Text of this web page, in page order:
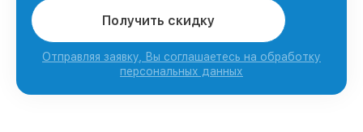
Получить скидку
Отправляя заявку, Вы соглашаетесь на обработку
персональных данных